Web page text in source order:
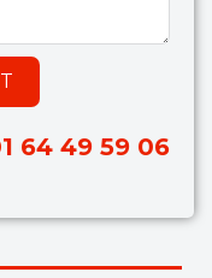
64 49 59 06